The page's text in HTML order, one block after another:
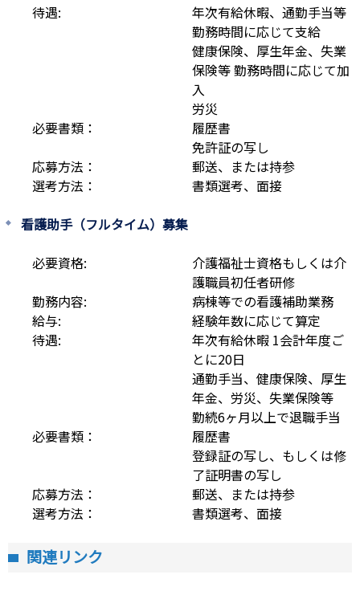
待遇:
年次有給休暇、通勤手当等
勤務時間に応じて支給
健康保険、厚生年金、失業
保険等 勤務時間に応じて加
入
労災
必要書類：
履歴書
免許証の写し
応募方法：
郵送、または持参
選考方法：
書類選考、面接
看護助手（フルタイム）募集
必要資格:
介護福祉士資格もしくは介
護職員初任者研修
勤務内容:
病棟等での看護補助業務
給与:
経験年数に応じて算定
待遇:
年次有給休暇 1会計年度ご
とに20日
通勤手当、健康保険、厚生
年金、労災、失業保険等
勤続6ヶ月以上で退職手当
必要書類：
履歴書
登録証の写し、もしくは修
了証明書の写し
応募方法：
郵送、または持参
選考方法：
書類選考、面接
関連リンク